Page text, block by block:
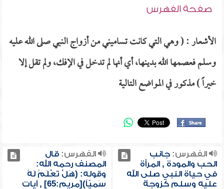
صفحة الفهرس
الأشعار : ( وهي التي كانت تساميني من أزواج النبي صلى الله عليه
وسلم فعصمها الله بدينها، أي أنها لم تدخل في الإفك، ولم تقل إلا
خيراً ) مذكور في المواضع التالية
الفهرس:جانب
الحب والمودة , المرأة
في حياة النبي صلى الله
عليه وسلم كزوجة
الفهرس:قال
المصنف رحمه الله:
وقوله: (هَلْ تَعْلَمُ لَهُ
سَمِيّاً)[مريم:65] , آيات